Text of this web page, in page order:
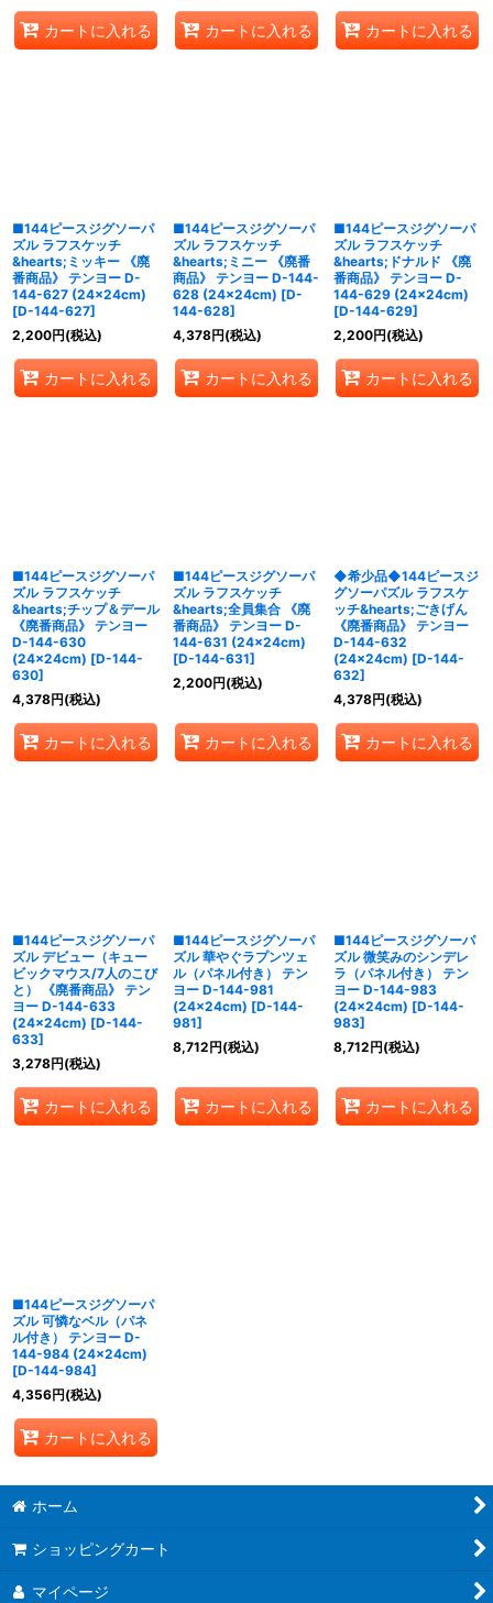
カートに入れる カートに入れる カートに入れる
■144ピースジグソーパ
ズル ラフスケッチ
&hearts;ミッキー 《廃
番商品》 テンヨー D-
144-627 (24×24cm)
[D-144-627]
2,200円(税込)
カートに入れる
■144ピースジグソーパ
ズル ラフスケッチ
&hearts;ミニー 《廃番
商品》 テンヨー D-144-
628 (24×24cm) [D-
144-628]
4,378円(税込)
カートに入れる
■144ピースジグソーパ
ズル ラフスケッチ
&hearts;ドナルド 《廃
番商品》 テンヨー D-
144-629 (24×24cm)
[D-144-629]
2,200円(税込)
カートに入れる
■144ピースジグソーパ
ズル ラフスケッチ
&hearts;チップ＆デール
《廃番商品》 テンヨー
D-144-630
(24×24cm) [D-144-
630]
4,378円(税込)
カートに入れる
■144ピースジグソーパ
ズル ラフスケッチ
&hearts;全員集合 《廃
番商品》 テンヨー D-
144-631 (24×24cm)
[D-144-631]
2,200円(税込)
カートに入れる
◆希少品◆144ピースジ
グソーパズル ラフスケ
ッチ&hearts;ごきげん
《廃番商品》 テンヨー
D-144-632
(24×24cm) [D-144-
632]
4,378円(税込)
カートに入れる
■144ピースジグソーパ
ズル デビュー（キュー
ビックマウス/7人のこび
と） 《廃番商品》 テン
ヨー D-144-633
(24×24cm) [D-144-
633]
3,278円(税込)
カートに入れる
■144ピースジグソーパ
ズル 華やぐラプンツェ
ル（パネル付き） テン
ヨー D-144-981
(24×24cm) [D-144-
981]
8,712円(税込)
カートに入れる
■144ピースジグソーパ
ズル 微笑みのシンデレ
ラ（パネル付き） テン
ヨー D-144-983
(24×24cm) [D-144-
983]
8,712円(税込)
カートに入れる
■144ピースジグソーパ
ズル 可憐なベル（パネ
ル付き） テンヨー D-
144-984 (24×24cm)
[D-144-984]
4,356円(税込)
カートに入れる
ホーム
ショッピングカート
マイページ